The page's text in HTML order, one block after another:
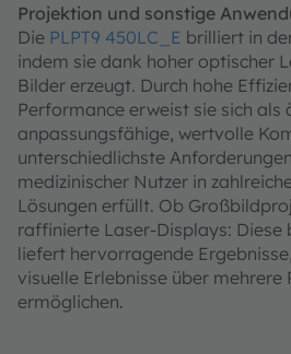
Projektion und sonstige
Die PLPT9 450LC_E brilliert in
indem sie dank hoher optischer
Bilder erzeugt. Durch hohe
Performance erweist sie sich als
anpassungsfähige, wertvolle
unterschiedlichste
medizinischer Nutzer in
Lösungen erfüllt. Ob
raffinierte Laser-Displays: Diese
liefert hervorragende
visuelle Erlebnisse über
ermöglichen.